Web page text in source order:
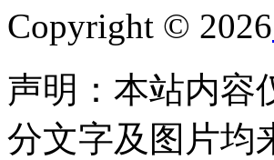
Copyright © 2026
声明：本站内容
分文字及图片均